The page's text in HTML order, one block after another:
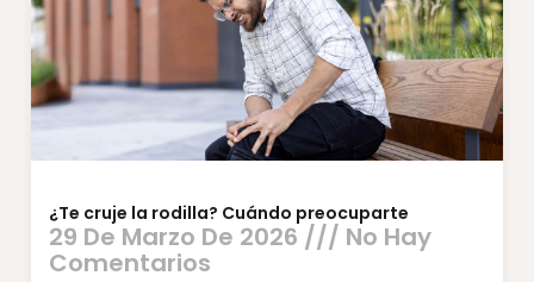
¿Te cruje la rodilla? Cuándo preocuparte
29 De Marzo De 2026 No Hay
Comentarios